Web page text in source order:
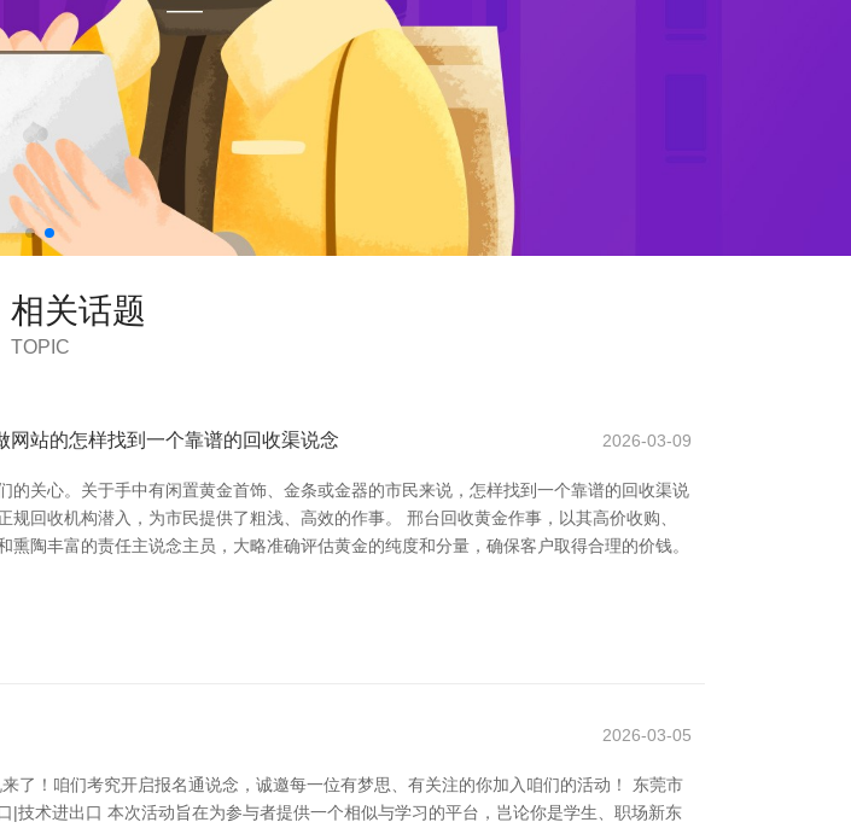
相关话题
TOPIC
站的怎样找到一个靠谱的回收渠说念 2026-03-09
关心。关于手中有闲置黄金首饰、金条或金器的市民来说，怎样找到一个靠谱的回收渠说
回收机构潜入，为市民提供了粗浅、高效的作事。 邢台回收黄金作事，以其高价收购、
陶丰富的责任主说念主员，大略准确评估黄金的纯度和分量，确保客户取得合理的价钱。
2026-03-05
了！咱们考究开启报名通说念，诚邀每一位有梦思、有关注的你加入咱们的活动！ 东莞市
术进出口 本次活动旨在为参与者提供一个相似与学习的平台，岂论你是学生、职场新东